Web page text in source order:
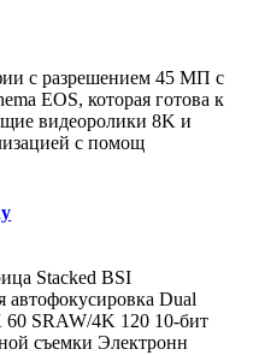
с разрешением 45 МП с
EOS, которая готова к
видеоролики 8K и
с помощ
Stacked BSI
автофокусировка Dual
60 SRAW/4K 120 10-бит
съемки Электронн